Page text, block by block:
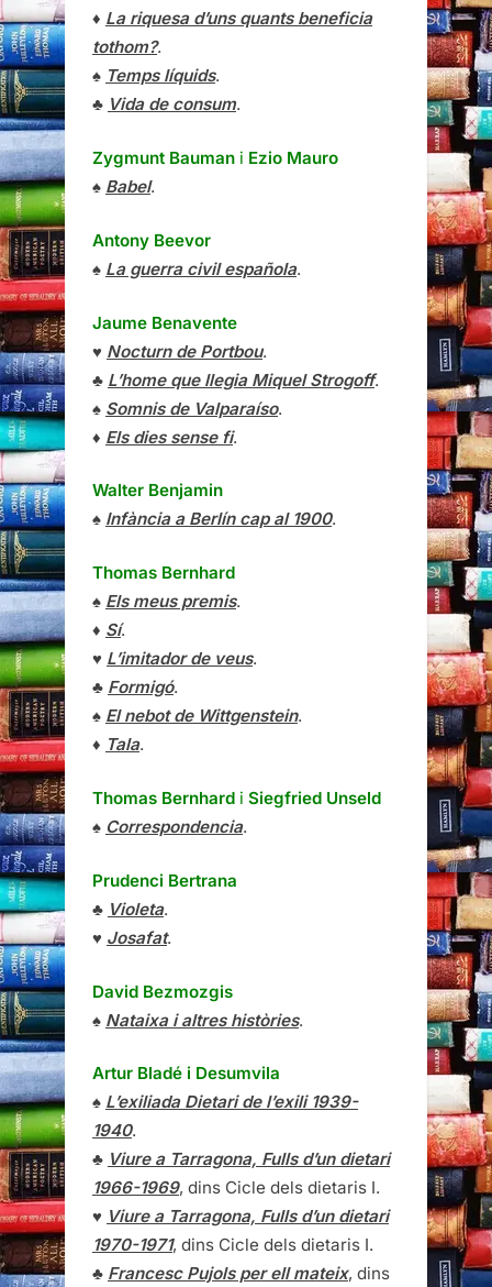
♦ La riquesa d’uns quants beneficia
tothom?.
♠ Temps líquids.
♣ Vida de consum.
Zygmunt Bauman i Ezio Mauro
♠ Babel.
Antony Beevor
♠ La guerra civil española.
Jaume Benavente
♥ Nocturn de Portbou.
♣ L’home que llegia Miquel Strogoff.
♠ Somnis de Valparaíso.
♦ Els dies sense fi.
Walter Benjamin
♠ Infància a Berlín cap al 1900.
Thomas Bernhard
♠ Els meus premis.
♦ Sí.
♥ L’imitador de veus.
♣ Formigó.
♠ El nebot de Wittgenstein.
♦ Tala.
Thomas Bernhard i Siegfried Unseld
♠ Correspondencia.
Prudenci Bertrana
♣ Violeta.
♥ Josafat.
David Bezmozgis
♠ Nataixa i altres històries.
Artur Bladé i Desumvila
♠ L’exiliada Dietari de l’exili 1939-
1940.
♣ Viure a Tarragona, Fulls d’un dietari
1966-1969, dins Cicle dels dietaris I.
♥ Viure a Tarragona, Fulls d’un dietari
1970-1971, dins Cicle dels dietaris I.
♣ Francesc Pujols per ell mateix, dins